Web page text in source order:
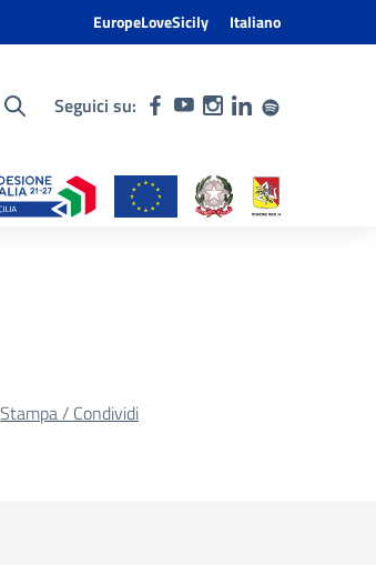
EuropeLoveSicily Italiano
Seguici su:
Stampa / Condividi